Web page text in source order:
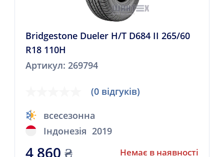
Bridgestone Dueler H/T D684 II 265/60
R18 110H
Артикул: 269794
(0 відгуків)
всесезонна
Індонезія 2019
4 860 ₴ Немає в наявності